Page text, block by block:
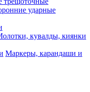
ударные
кувалды, киянки
Маркеры, карандаши и